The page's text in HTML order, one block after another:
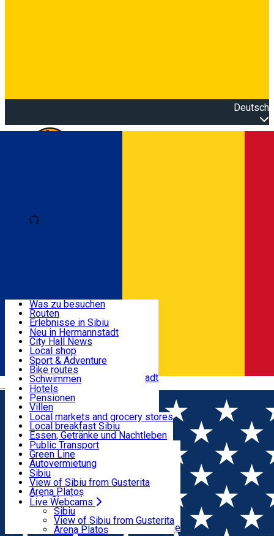
Deutsch
Română
Nützliche informationen
Aktivitäten & Abenteuer
Unterkunft
Essen, Getränke & Nachtleben
Transport & Parken
Live Webcams
Was zu besuchen
Routen
Erlebnisse in Sibiu
Podcast
Kultur
Museen
Kirchen
Parks, Zoo
Im Umkreis von Hermannstadt
Neu in Hermannstadt
City Hall News
Local shop
Sibiu Handwerker
Sibiul Verde
Public services
Bildung
Wie komme ich nach Sibiu?
Touristeninfo
Reiseführer
Guided tours
Local publication
Schönheitssalon
Sport & Adventure
Bike routes
Schwimmen
Reiten
Fitnessstudio
Loc de joacă indoor
Loc de joacă outdoor
Ski
Eislaufen
Yoga
Hotels
Pensionen
Villen
Hostels
Motels
Camping
Zimmer zu vermieten
Wohnungen
Unterkunft außerhalb von Sibiu
Local markets and grocery stores
Local breakfast Sibiu
Essen, Getränke und Nachtleben
Pizza
Fast Food
Kaffeestube
Konditorei
Pub, Bar
Nachtclubs
Bäckerei
Public Transport
Green Line
Autovermietung
Fahrad verleih
Scooter rentals
Taxi
Ride Sharing
Park-Tickets
Parkplätze
Ladestationen für Elektrofahrzeuge
Sibiu
View of Sibiu from Gusterita
Arena Platoș
Live Webcams
Sibiu
View of Sibiu from Gusterita
Arena Platoș
Home
Informationszentrum
Touristeninformationszentrum - Sibiu, das historische